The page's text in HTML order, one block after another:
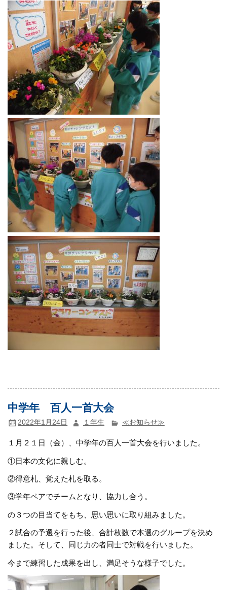
中学年 百人一首大会
2022年1月24日 １年生 ≪お知らせ≫
１月２１日（金）、中学年の百人一首大会を行いました。
①日本の文化に親しむ。
②得意札、覚えた札を取る。
③学年ペアでチームとなり、協力し合う。
の３つの目当てをもち、思い思いに取り組みました。
２試合の予選を行った後、合計枚数で本選のグループを決め
ました。そして、同じ力の者同士で対戦を行いました。
今まで練習した成果を出し、満足そうな様子でした。